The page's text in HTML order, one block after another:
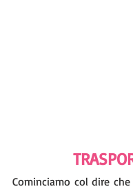
Cominciamo col dire